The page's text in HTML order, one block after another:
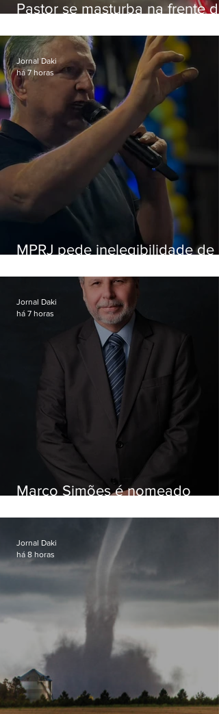
Pastor se masturba na frente de
MPRJ pede inelegibilidade de
Jornal Daki
há 7 horas
Marco Simões é nomeado
Jornal Daki
há 7 horas
Jornal Daki
há 8 horas